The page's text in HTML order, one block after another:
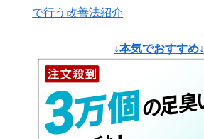
で行う改善法紹介
↓本気でおすすめ↓